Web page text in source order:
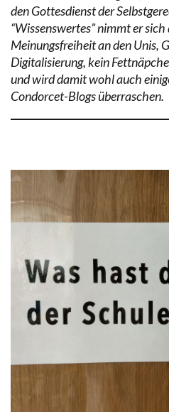
den Gottesdienst der
“Wissenswertes” nimmt er
Meinungsfreiheit an den Unis,
Digitalisierung, kein
und wird damit wohl auch
Condorcet-Blogs überraschen.